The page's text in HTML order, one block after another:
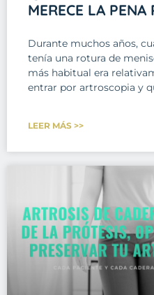
MERECE LA PENA
Durante muchos años,
tenía una rotura de
más habitual era
entrar por artroscopia y
LEER MÁS >>